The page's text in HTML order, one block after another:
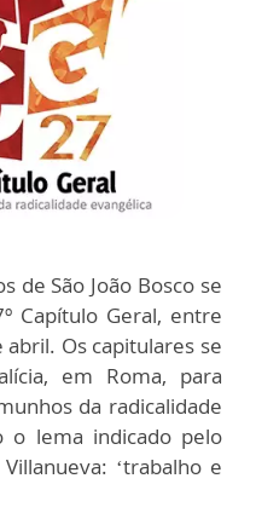
de São João Bosco se
Capítulo Geral, entre
Os capitulares se
em Roma, para
da radicalidade
o lema indicado pelo
‘trabalho e